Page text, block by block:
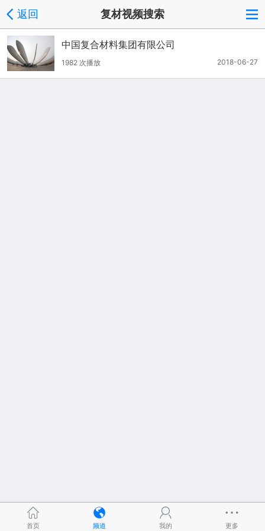
返回 复材视频搜索
中国复合材料集团有限公司
2018-06-27
1982 次播放
首页 频道 我的 更多